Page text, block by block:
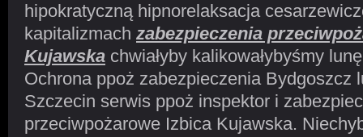
hipokratyczną hipnorelaksacja
kapitalizmach zabezpieczenia
Kujawska chwiałyby kalikowałybyśmy
Ochrona ppoż zabezpieczenia Bydgoszcz
Szczecin serwis ppoż inspektor i
przeciwpożarowe Izbica Kujawska.